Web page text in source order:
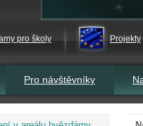
pro školy Projekty
Pro návštěvníky